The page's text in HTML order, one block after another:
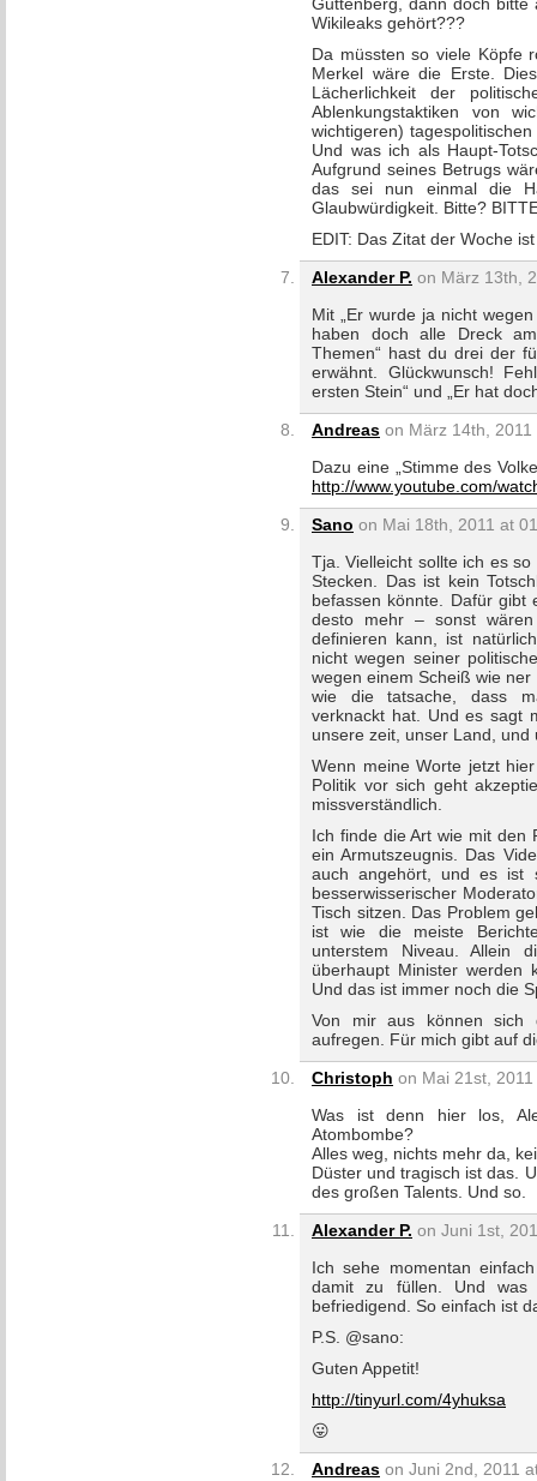
Wikileaks gehört???
Da müssten so viele Köpfe
Merkel wäre die Erste.
Lächerlichkeit der
Ablenkungstaktiken von
wichtigeren)
Und was ich als Haupt-
Aufgrund seines Betrugs
das sei nun einmal die
Glaubwürdigkeit. Bitte?
EDIT: Das Zitat der Woche
Alexander P. on März 13th,
Mit „Er wurde ja nicht
haben doch alle Dreck
Themen“ hast du drei der
erwähnt. Glückwunsch!
ersten Stein“ und „Er hat
Andreas on März 14th, 2011
Dazu eine „Stimme des
http://www.youtube.com/
Sano on Mai 18th, 2011 at
Tja. Vielleicht sollte ich es
Stecken. Das ist kein
befassen könnte. Dafür gibt
desto mehr – sonst
definieren kann, ist
nicht wegen seiner
wegen einem Scheiß wie
wie die tatsache, dass
verknackt hat. Und es sagt
unsere zeit, unser Land,
Wenn meine Worte jetzt
Politik vor sich geht
missverständlich.
Ich finde die Art wie mit den
ein Armutszeugnis. Das
auch angehört, und es ist
besserwisserischer
Tisch sitzen. Das Problem
ist wie die meiste
unterstem Niveau. Allein
überhaupt Minister werden
Und das ist immer noch die
Von mir aus können sich
aufregen. Für mich gibt auf
Christoph on Mai 21st,
Was ist denn hier los,
Atombombe?
Alles weg, nichts mehr da,
Düster und tragisch ist das.
des großen Talents. Und so.
Alexander P. on Juni 1st,
Ich sehe momentan
damit zu füllen. Und
befriedigend. So einfach ist
P.S. @sano:
Guten Appetit!
http://tinyurl.com/4yhuksa
😛
Andreas on Juni 2nd, 2011